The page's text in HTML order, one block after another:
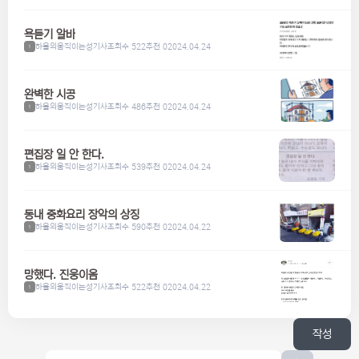
욕듣기 알바
1 하울의움직이는성기사조회수 522추천 02024.04.24
완벽한 시공
1 하울의움직이는성기사조회수 486추천 02024.04.24
편집장 일 안 한다.
1 하울의움직이는성기사조회수 539추천 02024.04.24
동내 중화요리 장악의 상징
1 하울의움직이는성기사조회수 590추천 02024.04.22
망했다. 진웅이옴
1 하울의움직이는성기사조회수 522추천 02024.04.22
작성